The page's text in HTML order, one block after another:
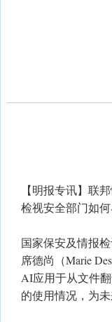
【明报专讯】联
检视安全部门如
国家保安及情报检
席德尚（Marie
AI应用于从文件
的使用情况，为